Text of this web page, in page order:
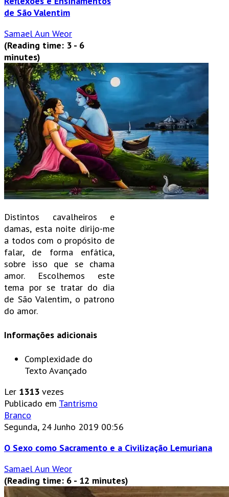
de São Valentim
Samael Aun Weor
(Reading time: 3 - 6
minutes)
Distintos cavalheiros e
damas, esta noite dirijo-me
a todos com o propósito de
falar, de forma enfática,
sobre isso que se chama
amor. Escolhemos este
tema por se tratar do dia
de São Valentim, o patrono
do amor.
Informações adicionais
Complexidade do
Texto Avançado
Ler 1313 vezes
Publicado em Tantrismo
Branco
Segunda, 24 Junho 2019 00:56
O Sexo como Sacramento e a Civilização Lemuriana
Samael Aun Weor
(Reading time: 6 - 12 minutes)